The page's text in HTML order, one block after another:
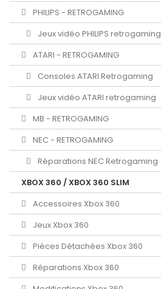
PHILIPS - RETROGAMING
Jeux vidéo PHILIPS retrogaming
ATARI - RETROGAMING
Consoles ATARI Retrogaming
Jeux vidéo ATARI retrogaming
MB - RETROGAMING
NEC - RETROGAMING
Réparations NEC Retrogaming
XBOX 360 / XBOX 360 SLIM
Accessoires Xbox 360
Jeux Xbox 360
Pièces Détachées Xbox 360
Réparations Xbox 360